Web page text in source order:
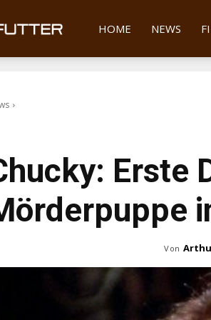
Filmfutter
HOME NEWS
Erste
Von